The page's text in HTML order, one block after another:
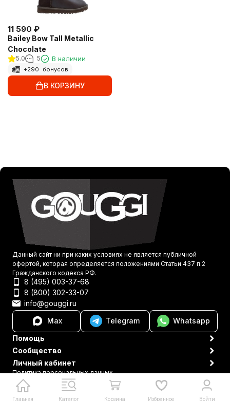
11 590 ₽
Bailey Bow Tall Metallic
Chocolate
5.0 5 В наличии
+290 бонусов
В КОРЗИНУ
Главная Каталог Корзина Избранное Войти
Данный сайт ни при каких условиях не является публичной
офертой, которая определяется положениями Статьи 437 п.2
Гражданского кодекса РФ.
8 (495) 003-37-68
8 (800) 302-33-07
info@gouggi.ru
Max
Telegram
Whatsapp
Помощь
Сообщество
Личный кабинет
Политика персональных данных
© 2021-2026 Gouggi